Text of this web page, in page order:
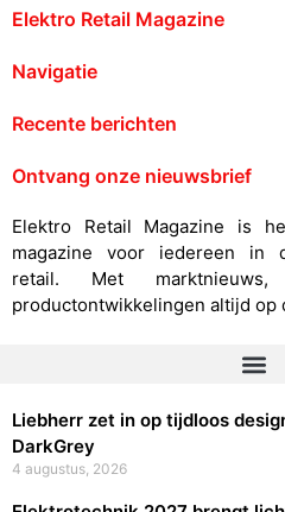
Elektro Retail Magazine
Navigatie
Recente berichten
Ontvang onze nieuwsbrief
Elektro Retail Magazine is
magazine voor iedereen in
retail. Met
productontwikkelingen altijd op
Liebherr zet in op tijdloos
DarkGrey
4 augustus, 2026